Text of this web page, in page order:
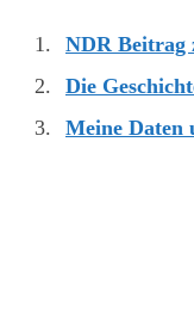
NDR Beitrag
Die
Meine Daten